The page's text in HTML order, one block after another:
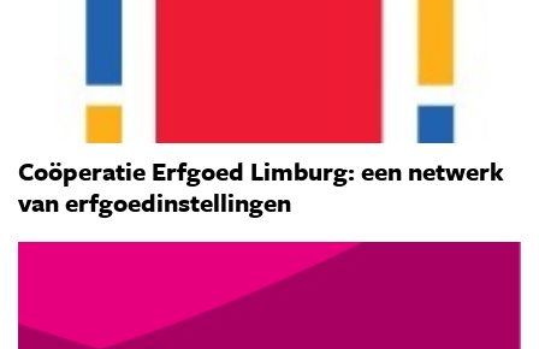
Coöperatie Erfgoed Limburg: een netwerk
van erfgoedinstellingen